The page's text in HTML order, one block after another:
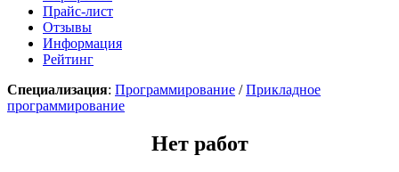
Прайс-лист
Отзывы
Информация
Рейтинг
Специализация: Программирование /Прикладное
программирование
Нет работ